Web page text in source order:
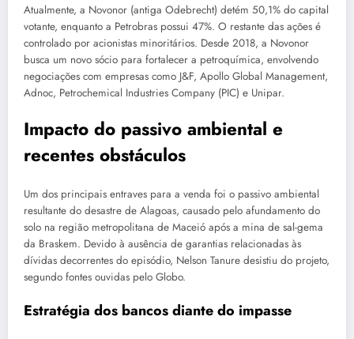
Atualmente, a Novonor (antiga Odebrecht) detém 50,1% do capital
votante, enquanto a Petrobras possui 47%. O restante das ações é
controlado por acionistas minoritários. Desde 2018, a Novonor
busca um novo sócio para fortalecer a petroquímica, envolvendo
negociações com empresas como J&F, Apollo Global Management,
Adnoc, Petrochemical Industries Company (PIC) e Unipar.
Impacto do passivo ambiental e
recentes obstáculos
Um dos principais entraves para a venda foi o passivo ambiental
resultante do desastre de Alagoas, causado pelo afundamento do
solo na região metropolitana de Maceió após a mina de sal-gema
da Braskem. Devido à ausência de garantias relacionadas às
dívidas decorrentes do episódio, Nelson Tanure desistiu do projeto,
segundo fontes ouvidas pelo Globo.
Estratégia dos bancos diante do impasse